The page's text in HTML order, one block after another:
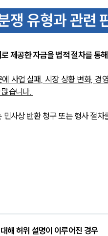
쟁 유형과 관련
제공한 자금을 법적 절차를 통
사업 실패, 시장 상황 변화, 경
습니다.
사상 반환 청구 또는 형사 절
해 허위 설명이 이루어진 경우